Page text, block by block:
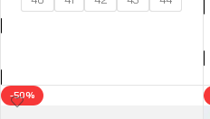
-50%